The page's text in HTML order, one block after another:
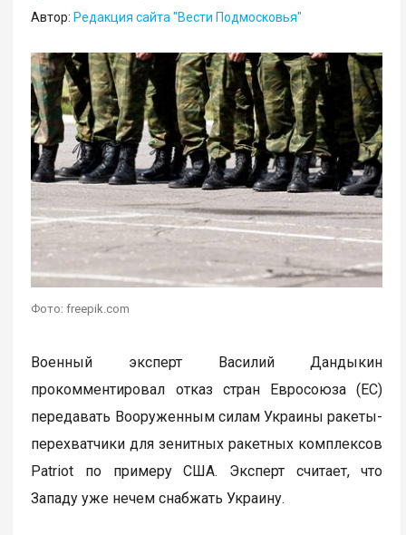
Автор: Редакция сайта "Вести Подмосковья"
Фото: freepik.com
Военный эксперт Василий Дандыкин
прокомментировал отказ стран Евросоюза (ЕС)
передавать Вооруженным силам Украины ракеты-
перехватчики для зенитных ракетных комплексов
Patriot по примеру США. Эксперт считает, что
Западу уже нечем снабжать Украину.